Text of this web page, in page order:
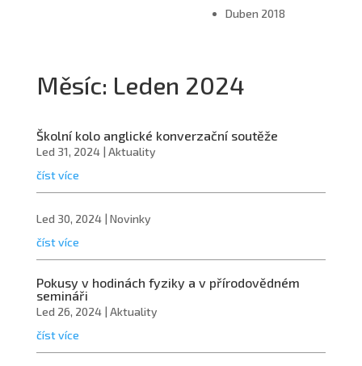
Duben 2018
Měsíc: Leden 2024
Školní kolo anglické konverzační soutěže
Led 31, 2024| Aktuality
číst více
Led 30, 2024| Novinky
číst více
Pokusy v hodinách fyziky a v přírodovědném
semináři
Led 26, 2024| Aktuality
číst více